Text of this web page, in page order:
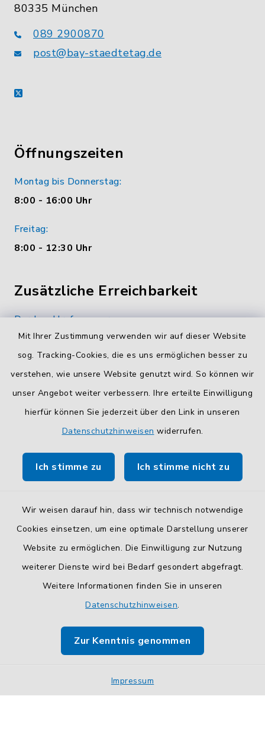
Mit Ihrer Zustimmung verwenden wir auf dieser Website
sog. Tracking-Cookies, die es uns ermöglichen besser zu
verstehen, wie unsere Website genutzt wird. So können wir
unser Angebot weiter verbessern. Ihre erteilte Einwilligung
hierfür können Sie jederzeit über den Link in unseren
Datenschutzhinweisen widerrufen.
Ich stimme zu Ich stimme nicht zu
Wir weisen darauf hin, dass wir technisch notwendige
Cookies einsetzen, um eine optimale Darstellung unserer
Website zu ermöglichen. Die Einwilligung zur Nutzung
weiterer Dienste wird bei Bedarf gesondert abgefragt.
Weitere Informationen finden Sie in unseren
Datenschutzhinweisen.
Zur Kenntnis genommen
Impressum
80335 München
089 2900870
post@bay-staedtetag.de
X
Öffnungszeiten
Montag bis Donnerstag:
8:00 - 16:00 Uhr
Freitag:
8:00 - 12:30 Uhr
Zusätzliche Erreichbarkeit
Durchwahlrufnummern
Die Durchwahlrufnummern unserer Mitarbeiterinnen
und Mitarbeiter finden Siehier.
Kontaktformular
SicheresKontaktformularmit BayernID verwenden.
So finden Sie uns.
Barrierefreiheit
Sitemap